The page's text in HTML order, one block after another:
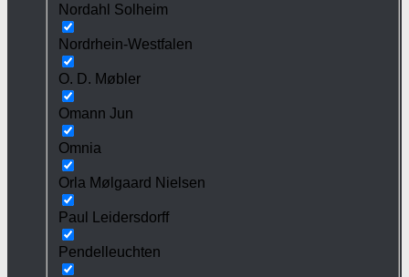
Nordahl Solheim
Nordrhein-Westfalen
O. D. Møbler
Omann Jun
Omnia
Orla Mølgaard Nielsen
Paul Leidersdorff
Pendelleuchten